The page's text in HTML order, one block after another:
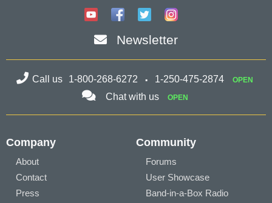
Newsletter
Call us 1-800-268-6272 1-250-475-2874 OPEN
Chat with us OPEN
Company
About
Contact
Press
Community
Forums
User Showcase
Band-in-a-Box Radio